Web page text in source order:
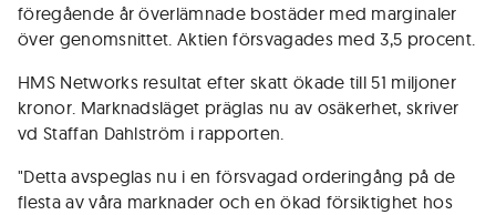
föregående år överlämnade bostäder med marginaler
över genomsnittet. Aktien försvagades med 3,5 procent.
HMS Networks resultat efter skatt ökade till 51 miljoner
kronor. Marknadsläget präglas nu av osäkerhet, skriver
vd Staffan Dahlström i rapporten.
"Detta avspeglas nu i en försvagad orderingång på de
flesta av våra marknader och en ökad försiktighet hos